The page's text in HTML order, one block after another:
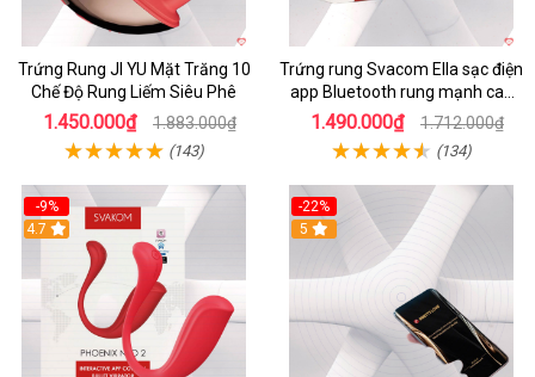
Trứng Rung JI YU Mặt Trăng 10
Chế Độ Rung Liếm Siêu Phê
1.450.000₫ 1.883.000₫
(143)
Trứng rung Svacom Ella sạc điện
app Bluetooth rung mạnh cao
cấp
1.490.000₫ 1.712.000₫
(134)
-9%
4.7
-22%
5